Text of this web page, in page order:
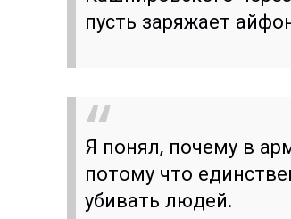
пусть заряжает
Я понял, почему в
потому что
убивать людей.